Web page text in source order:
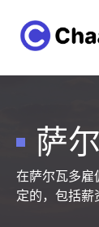
萨
在萨尔瓦多雇
定的，包括薪